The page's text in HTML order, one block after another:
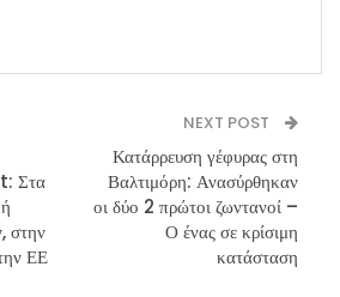
Στα
στην
ΕΕ
NEXT POST
Κατάρρευση γέφυρας στη
Βαλτιμόρη: Ανασύρθηκαν
οι δύο 2 πρώτοι ζωντανοί –
Ο ένας σε κρίσιμη
κατάσταση